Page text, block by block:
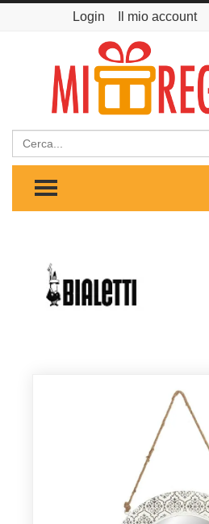
Login Il mio account
Cerca
TOGGLE MENU